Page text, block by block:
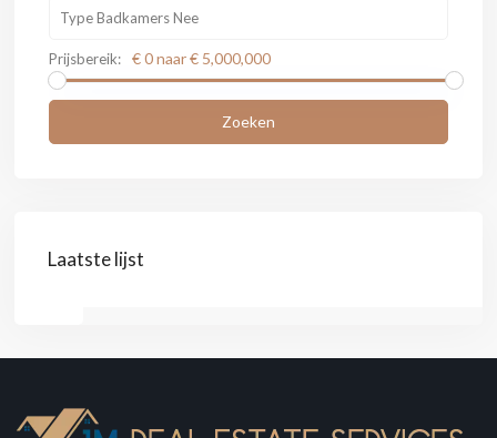
Prijsbereik: € 0 naar € 5,000,000
Zoeken
Laatste lijst